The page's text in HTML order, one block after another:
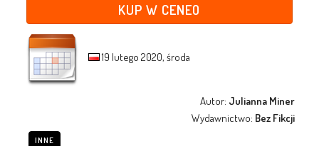
KUP W CENEO
19 lutego 2020, środa
Autor: Julianna Miner
Wydawnictwo: Bez Fikcji
INNE